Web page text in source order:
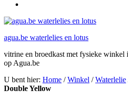
agua.be waterlelies en lotus
vitrine en broedkast met fysieke winkel
op Agua.be
U bent hier: Home /Winkel /Waterlelie
Double Yellow